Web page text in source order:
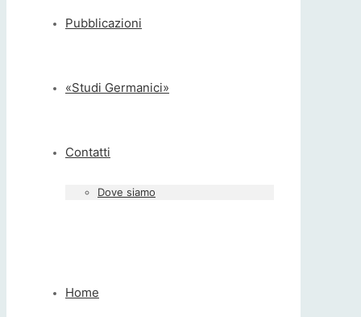
Pubblicazioni
«Studi Germanici»
Contatti
Dove siamo
Home